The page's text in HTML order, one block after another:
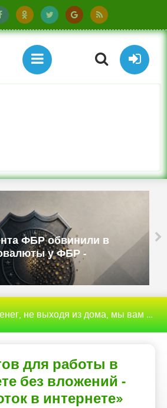
в
-
Бюджетные
смартфоны
«Новости»
из дома, мы вам поможем с этим разобраться
для работы в
без вложений -
в интернете»